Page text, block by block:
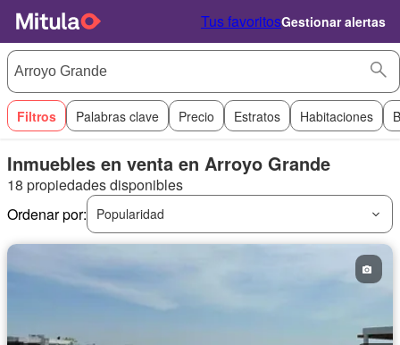
Tus favoritosGestionar alertas
Filtros Palabras clave Precio Estratos Habitaciones
Inmuebles en venta en Arroyo Grande
18 propiedades disponibles
Ordenar por:
Popularidad